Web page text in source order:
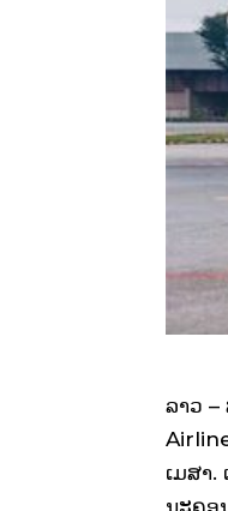
ລາວ
ເມສາ.
ນະຄອ